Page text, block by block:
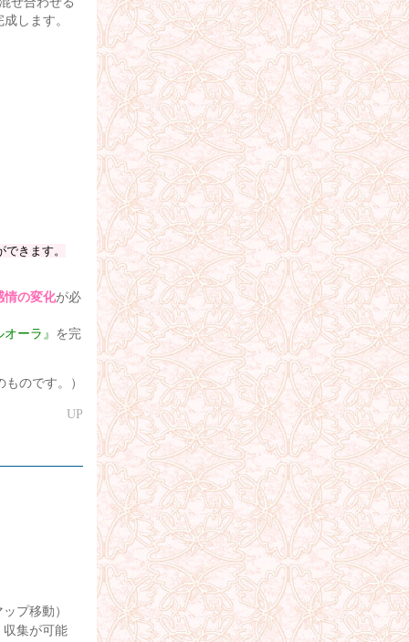
します。
きます。
情の変化が必
ーラ』 を完
のです。）
UP
プ移動）
収集が可能